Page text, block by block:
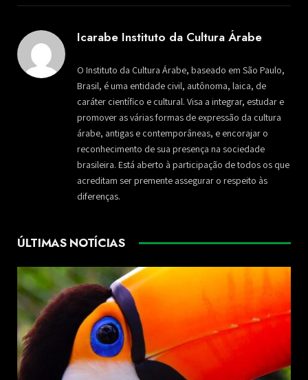
Icarabe Instituto da Cultura Árabe
O Instituto da Cultura Árabe, baseado em São Paulo,
Brasil, é uma entidade civil, autônoma, laica, de
caráter científico e cultural. Visa a integrar, estudar e
promover as várias formas de expressão da cultura
árabe, antigas e contemporâneas, e encorajar o
reconhecimento de sua presença na sociedade
brasileira. Está aberto à participação de todos os que
acreditam ser premente assegurar o respeito às
diferenças.
ÚLTIMAS NOTÍCIAS